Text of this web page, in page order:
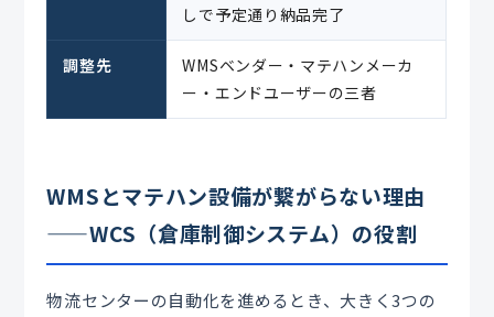
しで予定通り納品完了
調整先
WMSベンダー・マテハンメーカ
ー・エンドユーザーの三者
WMSとマテハン設備が繋がらない理由
——WCS（倉庫制御システム）の役割
物流センターの自動化を進めるとき、大きく3つの